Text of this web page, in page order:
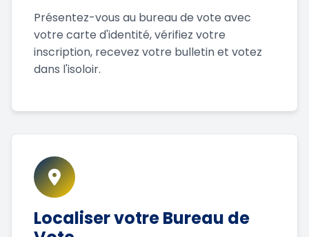
Présentez-vous au bureau de vote avec
votre carte d'identité, vérifiez votre
inscription, recevez votre bulletin et votez
dans l'isoloir.
Localiser votre Bureau de